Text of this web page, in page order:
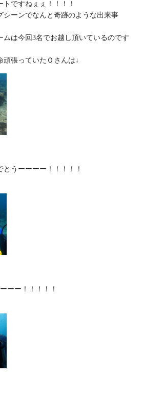
ですねぇぇ！！！！
シーンでなんと奇跡のような出来事
ムは今回3名でお越し頂いているのです
うーーーー！！！！！
ーー！！！！！